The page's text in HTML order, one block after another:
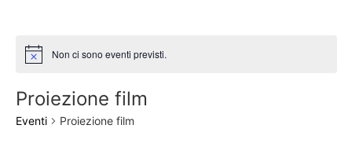
Notice Non ci sono eventi previsti.
Proiezione film
Eventi Proiezione film